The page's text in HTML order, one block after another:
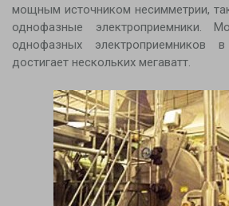
мощным источником несимметрии,
однофазные электроприемники.
однофазных электроприемников
достигает нескольких мегаватт.